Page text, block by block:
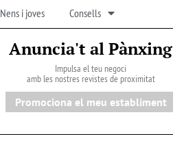
Nens i joves Consells
Anuncia't al Pànxing
Impulsa el teu negoci
amb les nostres revistes de proximitat
Promociona el meu establiment